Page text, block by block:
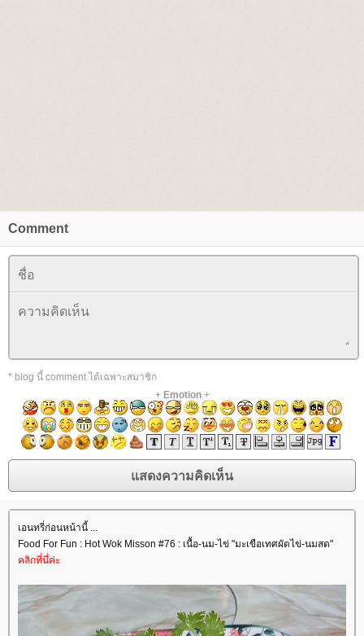
Comment
* blog นี้ comment ได้เฉพาะสมาชิก
+ Emotion+
เอนทรี่ก่อนหน้านี้ ...
Food For Fun : Hot Wok Misson #76 : เนื้อ-นม-ไข่ "มะเขือเทศผัดไข่-นมสด"
คลิกที่นี่ค่ะ